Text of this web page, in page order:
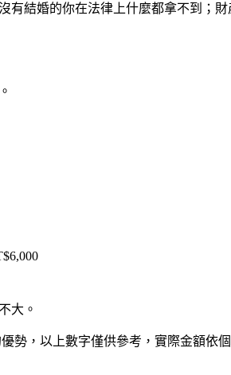
結婚的你在法律上什麼都拿不到；
大。
勢，以上數字僅供參考，實際金額依